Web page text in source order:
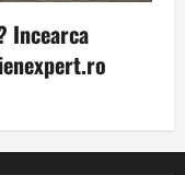
Incearca